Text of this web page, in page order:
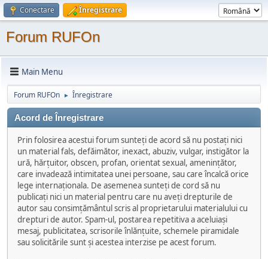
Conectare Înregistrare
Forum RUFOn
Main Menu
Forum RUFOn ► Înregistrare
Acord de Înregistrare
Prin folosirea acestui forum sunteți de acord să nu postați nici
un material fals, defăimător, inexact, abuziv, vulgar, instigător la
ură, hărțuitor, obscen, profan, orientat sexual, amenințător,
care invadează intimitatea unei persoane, sau care încalcă orice
lege internaționala. De asemenea sunteți de cord să nu
publicați nici un material pentru care nu aveți drepturile de
autor sau consimțământul scris al proprietarului materialului cu
drepturi de autor. Spam-ul, postarea repetitiva a aceluiași
mesaj, publicitatea, scrisorile înlănțuite, schemele piramidale
sau solicitările sunt și acestea interzise pe acest forum.